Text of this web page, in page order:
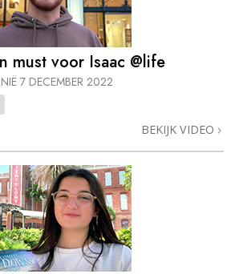
must voor Isaac @life
7 DECEMBER 2022
BEKIJK VIDEO